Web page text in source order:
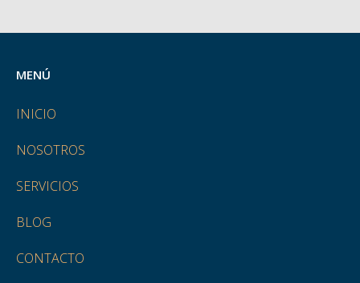
MENÚ
INICIO
NOSOTROS
SERVICIOS
BLOG
CONTACTO